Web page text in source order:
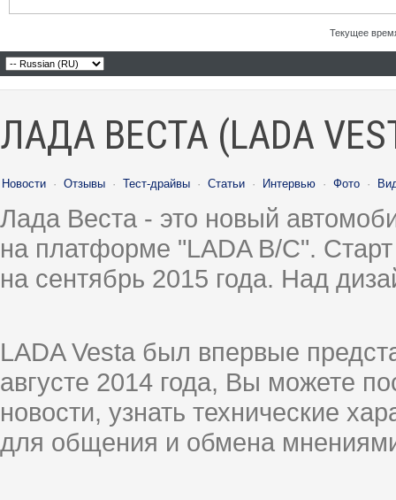
Текущее
ЛАДА ВЕСТА (LADA
Новости · Отзывы · Тест-драйвы · Статьи · Интервью · Фото ·
Лада Веста - это новый
на платформе "LADA B/C".
на сентябрь 2015 года. Над
LADA Vesta был впервые
августе 2014 года, Вы можете
новости, узнать технические
для общения и обмена